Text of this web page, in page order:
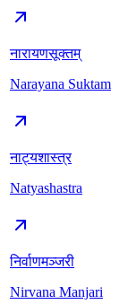
नारायणसूक्तम्
Narayana Suktam
नाट्यशास्त्र
Natyashastra
निर्वाणमञ्जरी
Nirvana Manjari